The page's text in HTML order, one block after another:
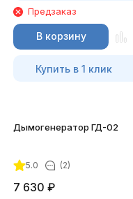
Предзаказ
В корзину
Купить в 1 клик
Дымогенератор ГД-02
5.0 (2)
7 630 ₽